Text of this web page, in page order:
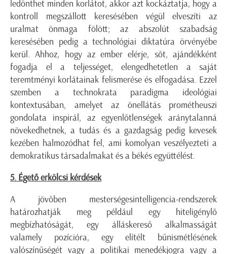
ledönthet minden korlátot, akkor azt kockáztatja, hogy a
kontroll megszállott keresésében végül elveszíti az
uralmat önmaga fölött; az abszolút szabadság
keresésében pedig a technológiai diktatúra örvényébe
kerül. Ahhoz, hogy az ember elérje, sőt, ajándékként
fogadja el a teljességet, elengedhetetlen a saját
teremtményi korlátainak felismerése és elfogadása. Ezzel
szemben a technokrata paradigma ideológiai
kontextusában, amelyet az önellátás prométheuszi
gondolata inspirál, az egyenlőtlenségek aránytalanná
növekedhetnek, a tudás és a gazdagság pedig kevesek
kezében halmozódhat fel, ami komolyan veszélyezteti a
demokratikus társadalmakat és a békés együttélést.
5. Égető erkölcsi kérdések
A jövőben mesterségesintelligencia-rendszerek
határozhatják meg például egy hiteligénylő
megbízhatóságát, egy álláskereső alkalmasságát
valamely pozícióra, egy elítélt bűnismétlésének
valószínűségét vagy a politikai menedékjogra vagy a